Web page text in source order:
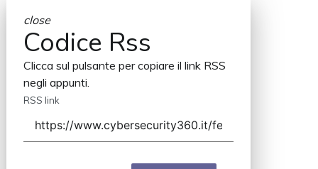
close
Codice Rss
Clicca sul pulsante per copiare il link RSS
negli appunti.
RSS link